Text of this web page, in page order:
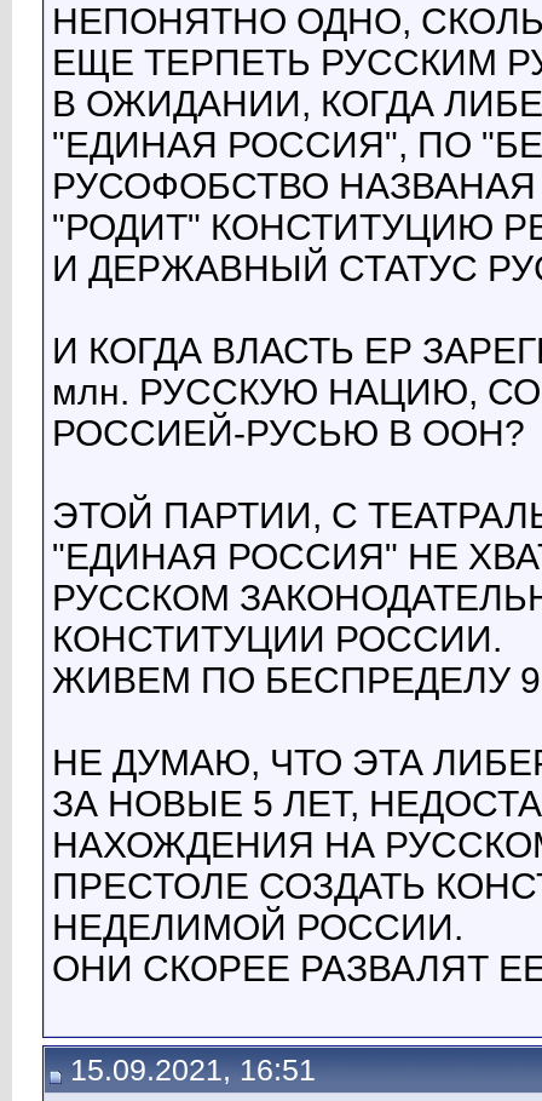
НЕПОНЯТНО ОДНО,
ЕЩЕ ТЕРПЕТЬ РУССКИМ
В ОЖИДАНИИ, КОГДА
"ЕДИНАЯ РОССИЯ", ПО
РУСОФОБСТВО
"РОДИТ" КОНСТИТУЦИЮ
И ДЕРЖАВНЫЙ СТАТУС
И КОГДА ВЛАСТЬ ЕР
млн. РУССКУЮ НАЦИЮ,
РОССИЕЙ-РУСЬЮ В ООН?
ЭТОЙ ПАРТИИ, С
"ЕДИНАЯ РОССИЯ" НЕ
РУССКОМ
КОНСТИТУЦИИ РОССИИ.
ЖИВЕМ ПО БЕСПРЕДЕЛУ
НЕ ДУМАЮ, ЧТО ЭТА
ЗА НОВЫЕ 5 ЛЕТ,
НАХОЖДЕНИЯ НА
ПРЕСТОЛЕ СОЗДАТЬ
НЕДЕЛИМОЙ РОССИИ.
ОНИ СКОРЕЕ РАЗВАЛЯТ
15.09.2021, 16:51